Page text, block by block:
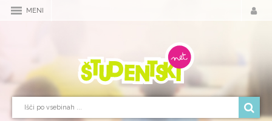
MENI